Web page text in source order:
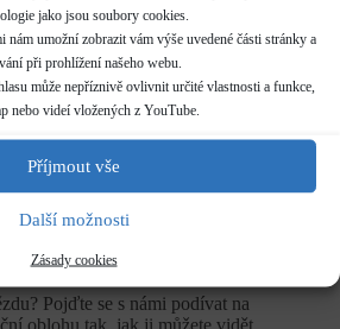
jako jsou soubory cookies.
nám umožní zobrazit vám výše uvedené části stránky a
při prohlížení našeho webu.
může nepříznivě ovlivnit určité vlastnosti a funkce,
nebo videí vložených z YouTube.
Příjmout vše
Další možnosti
Zásady cookies
a parkování
Pojďte se s námi podívat na
oblohu tak, jak ji můžete vidět